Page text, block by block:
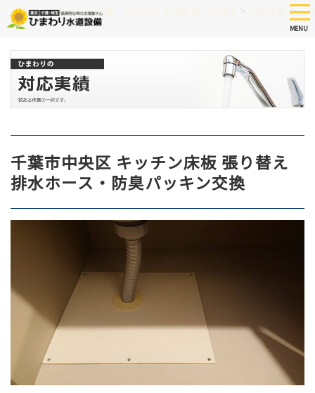
Skip
to
content
MENU
つまり、水漏れなど修理 ひまわり水道設備 HOME >千
千葉市中央区 キッチン床板 張り替え
排水ホース・防臭パッキン交換